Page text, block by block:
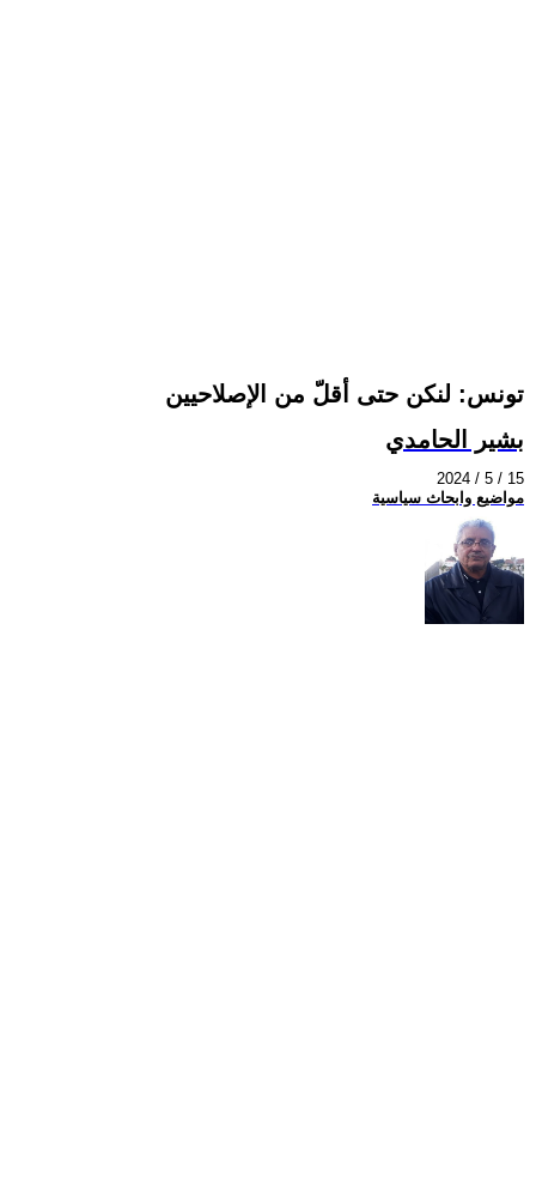
تونس: لنكن حتى أقلّ من الإصلاحيين
بشير الحامدي
2024 / 5 / 15
مواضيع وابحاث سياسية